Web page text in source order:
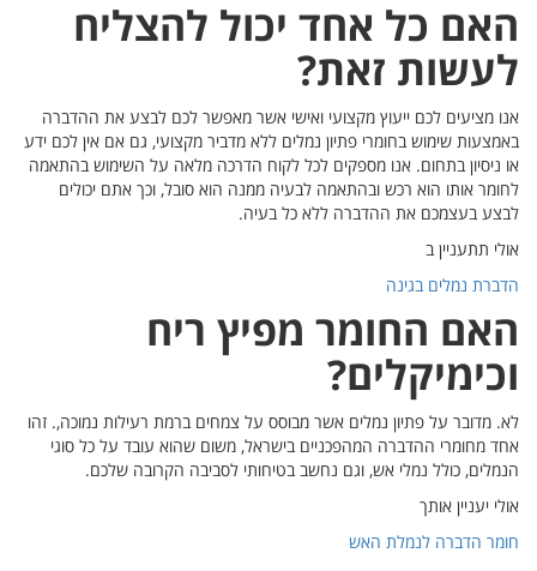
ההדברה
לכם ידע
בהתאמה
זהו
סוגי